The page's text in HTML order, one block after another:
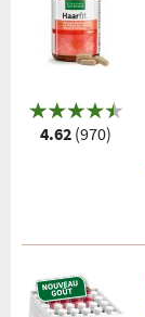
4.62 (970)